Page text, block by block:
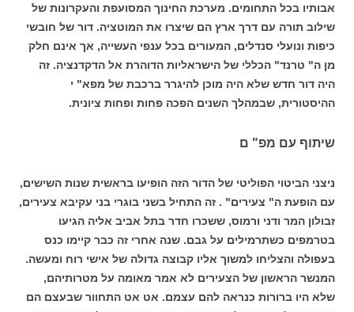
אבותיו בכל התחומים. מערכת החינוך המסועפת והעקרונות של
שילוב תורה עם דרך ארץ הם שיצרו את המוטציה. דור של חובשי
כיפות ונועלי סנדלים, המעורים בכל ענפי העשייה, אך אינם חלק
מן ה" טרנד" הכללי של הישראליות הדוהרת אל הדקדנציה. זה
היה דור חדש שלא היה מוכן להיגרר ברכבת של מפא" י
ההיסטורית, שבמהלך השנים הפכה פחות ופחות ציונית.
שיתוף עם מפ" ם
ניצני הביטוי הפוליטי של הדור הזה הופיעו בראשית שנות השישים,
עם הופעת ה" צעירים" . זה התחיל בשני בוגרי בני עקיבא צעירים,
זבולון המר ודני ורמוס, ששכרו חדר בתל אביב אליה הגיעו
בטרמפים כשתרמילים על גבם. שנה אחרי זה כבר קיימו כנס
בעפולה והצליחו למשוך אליו קבוצה גדולה של אישי רוח ומעשה.
המנשר הראשון של הצעירים לא אמר מאומה על מטרותיהם,
שלא היו ברורות כנראה להם עצמם. אט אט התחוור שבעצם הם